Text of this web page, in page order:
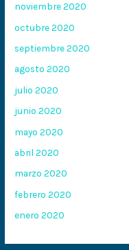
noviembre 2020
octubre 2020
septiembre 2020
agosto 2020
julio 2020
junio 2020
mayo 2020
abril 2020
marzo 2020
febrero 2020
enero 2020